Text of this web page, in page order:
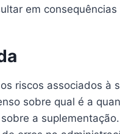
em consequências
riscos associados à
sobre qual é a
a